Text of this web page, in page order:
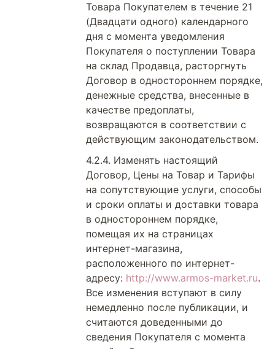
Товара Покупателем в течение 21
(Двадцати одного) календарного
дня с момента уведомления
Покупателя о поступлении Товара
на склад Продавца, расторгнуть
Договор в одностороннем порядке,
денежные средства, внесенные в
качестве предоплаты,
возвращаются в соответствии с
действующим законодательством.
Изменять настоящий
Договор, Цены на Товар и Тарифы
на сопутствующие услуги, способы
и сроки оплаты и доставки товара
в одностороннем порядке,
помещая их на страницах
интернет-магазина,
расположенного по интернет-
адресу: http://www.armos-market.ru.
Все изменения вступают в силу
немедленно после публикации, и
считаются доведенными до
сведения Покупателя с момента